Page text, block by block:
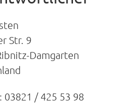
Str. 9
Damgarten
03821 / 425 53 98